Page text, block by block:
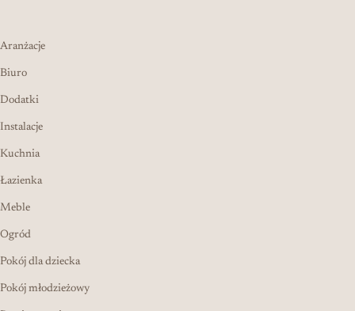
Aranżacje
Biuro
Dodatki
Instalacje
Kuchnia
Łazienka
Meble
Ogród
Pokój dla dziecka
Pokój młodzieżowy